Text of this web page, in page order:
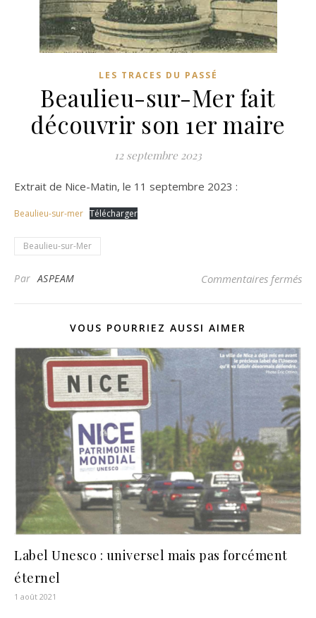
LES TRACES DU PASSÉ
Beaulieu-sur-Mer fait
découvrir son 1er maire
12 septembre 2023
Extrait de Nice-Matin, le 11 septembre 2023 :
Beaulieu-sur-mer Télécharger
Beaulieu-sur-Mer
ParASPEAM Commentaires fermés
VOUS POURRIEZ AUSSI AIMER
Label Unesco : universel mais pas forcément
éternel
1 août 2021